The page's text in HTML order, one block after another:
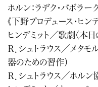
ホルン：ラデク・バボラー
《下野プロデュース・ヒン
ヒンデミット／歌劇〈本
Ｒ．シュトラウス／メタ
器のための習作）
Ｒ．シュトラウス／ホル